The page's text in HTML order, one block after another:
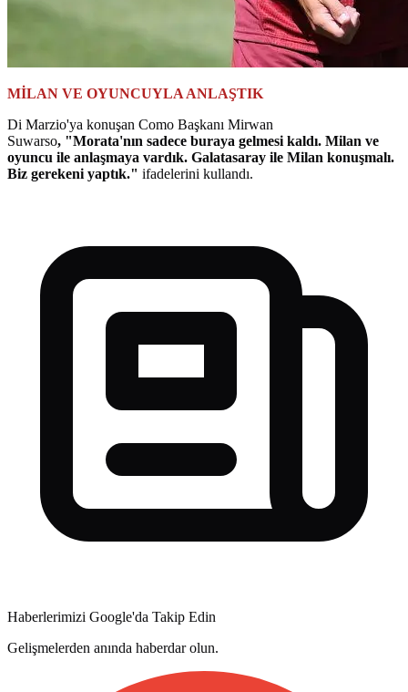
MİLAN VE OYUNCUYLA ANLAŞTIK
Di Marzio'ya konuşan Como Başkanı Mirwan
Suwarso, "Morata'nın sadece buraya gelmesi kaldı. Milan ve
oyuncu ile anlaşmaya vardık. Galatasaray ile Milan konuşmalı.
Biz gerekeni yaptık." ifadelerini kullandı.
Haberlerimizi Google'da Takip Edin
Gelişmelerden anında haberdar olun.